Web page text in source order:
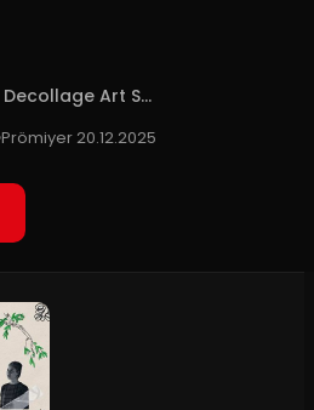
Decollage Art S...
Prömiyer 20.12.2025